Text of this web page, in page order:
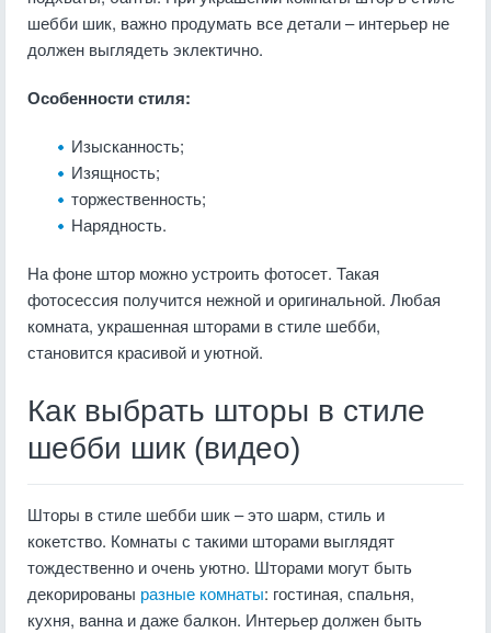
шебби шик, важно продумать все детали – интерьер не
должен выглядеть эклектично.
Особенности стиля:
Изысканность;
Изящность;
торжественность;
Нарядность.
На фоне штор можно устроить фотосет. Такая
фотосессия получится нежной и оригинальной. Любая
комната, украшенная шторами в стиле шебби,
становится красивой и уютной.
Как выбрать шторы в стиле
шебби шик (видео)
Шторы в стиле шебби шик – это шарм, стиль и
кокетство. Комнаты с такими шторами выглядят
тождественно и очень уютно. Шторами могут быть
декорированы разные комнаты: гостиная, спальня,
кухня, ванна и даже балкон. Интерьер должен быть